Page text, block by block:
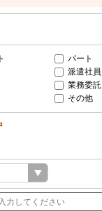
パート
派遣社員
業務委託
その他